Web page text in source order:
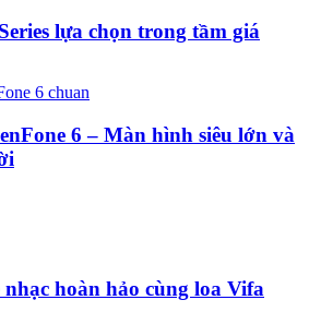
lựa chọn trong tầm giá
6 – Màn hình siêu lớn và
hoàn hảo cùng loa Vifa